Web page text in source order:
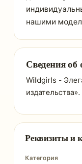
нашими
Сведения об
Wildgirls -
Реквизиты и
Категория